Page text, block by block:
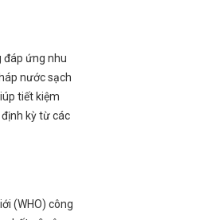
đáp ứng nhu
nước sạch
tiết kiệm
kỳ từ các
(WHO) công